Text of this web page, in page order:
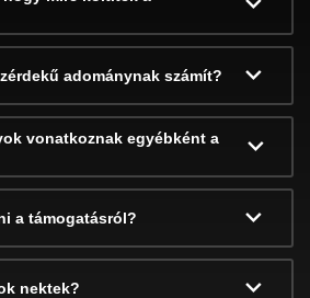
adománynak számít?
vonatkoznak egyébként a
a támogatásról?
nektek?